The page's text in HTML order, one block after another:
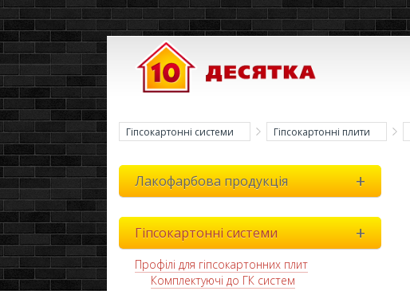
Гіпсокартонні системи Гіпсокартонні плити
Лакофарбова продукція +
Гіпсокартонні системи +
Профілі для гіпсокартонних плит
Комплектуючі до ГК систем